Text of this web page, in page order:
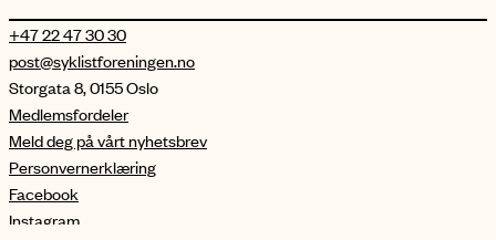
+47 22 47 30 30
post@syklistforeningen.no
Storgata 8, 0155 Oslo
Medlemsfordeler
Meld deg på vårt nyhetsbrev
Personvernerklæring
Facebook
Instagram